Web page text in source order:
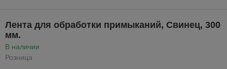
Лента для обработки примыканий, Свинец, 300
мм.
В наличии
Розница